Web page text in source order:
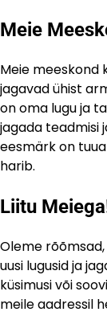
Meie
Meie meeskond
jagavad ühist
on oma lugu ja
jagada teadmisi
eesmärk on
harib.
Liitu
Oleme
uusi lugusid ja
küsimusi või
meile aadressil